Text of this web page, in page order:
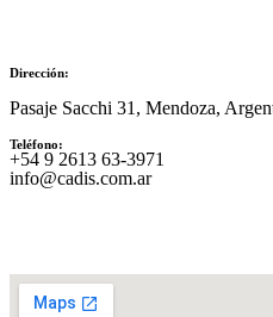
Dirección:
Pasaje Sacchi 31, Mendoza,
Teléfono:
‪+54 9 2613 63‑3971‬
info@cadis.com.ar